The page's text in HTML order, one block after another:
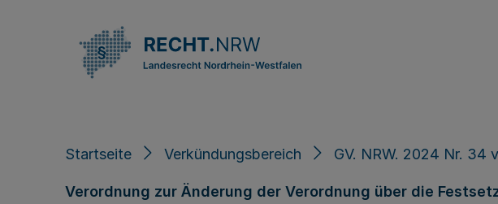
Startseite Verkündungsbereich GV. NRW. 2024 Nr. 34
Verordnung zur Änderung der Verordnung über die